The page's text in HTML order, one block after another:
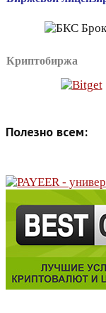
Криптобиржа
Полезно всем: